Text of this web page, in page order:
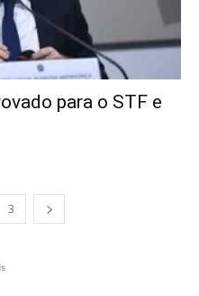
para o STF e
3